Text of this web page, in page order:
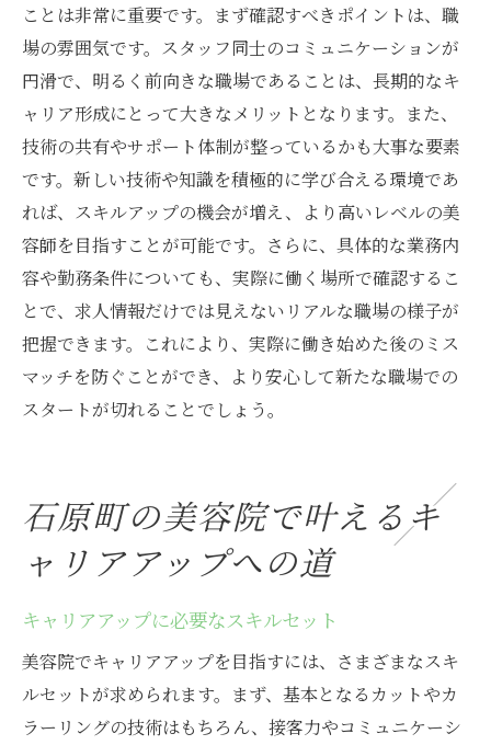
ことは非常に重要です。まず確認すべきポイントは、職
場の雰囲気です。スタッフ同士のコミュニケーションが
円滑で、明るく前向きな職場であることは、長期的なキ
ャリア形成にとって大きなメリットとなります。また、
技術の共有やサポート体制が整っているかも大事な要素
です。新しい技術や知識を積極的に学び合える環境であ
れば、スキルアップの機会が増え、より高いレベルの美
容師を目指すことが可能です。さらに、具体的な業務内
容や勤務条件についても、実際に働く場所で確認するこ
とで、求人情報だけでは見えないリアルな職場の様子が
把握できます。これにより、実際に働き始めた後のミス
マッチを防ぐことができ、より安心して新たな職場での
スタートが切れることでしょう。
石原町の美容院で叶えるキ
ャリアアップへの道
キャリアアップに必要なスキルセット
美容院でキャリアアップを目指すには、さまざまなスキ
ルセットが求められます。まず、基本となるカットやカ
ラーリングの技術はもちろん、接客力やコミュニケーシ